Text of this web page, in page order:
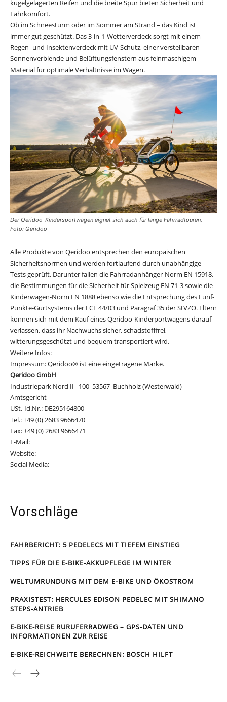
kugelgelagerten Reifen und die breite Spur bieten Sicherheit und
Fahrkomfort.
Ob im Schneesturm oder im Sommer am Strand – das Kind ist
immer gut geschützt. Das 3-in-1-Wetterverdeck sorgt mit einem
Regen- und Insektenverdeck mit UV-Schutz, einer verstellbaren
Sonnenverblende und Belüftungsfenstern aus feinmaschigem
Material für optimale Verhältnisse im Wagen.
Der Qeridoo-Kindersportwagen eignet sich auch für lange Fahrradtouren.
Foto: Qeridoo
Alle Produkte von Qeridoo entsprechen den europäischen
Sicherheitsnormen und werden fortlaufend durch unabhängige
Tests geprüft. Darunter fallen die Fahrradanhänger-Norm EN 15918,
die Bestimmungen für die Sicherheit für Spielzeug EN 71-3 sowie die
Kinderwagen-Norm EN 1888 ebenso wie die Entsprechung des Fünf-
Punkte-Gurtsystems der ECE 44/03 und Paragraf 35 der StVZO. Eltern
können sich mit dem Kauf eines Qeridoo-Kinderportwagens darauf
verlassen, dass ihr Nachwuchs sicher, schadstofffrei,
witterungsgeschützt und bequem transportiert wird.
Weitere Infos:
Impressum: Qeridoo® ist eine eingetragene Marke.
Qeridoo GmbH
Industriepark Nord II 100 53567 Buchholz (Westerwald)
Amtsgericht
USt.-Id.Nr.: DE295164800
Tel.: +49 (0) 2683 9666470
Fax: +49 (0) 2683 9666471
E-Mail:
Website:
Social Media:
Vorschläge
FAHRBERICHT: 5 PEDELECS MIT TIEFEM EINSTIEG
TIPPS FÜR DIE E-BIKE-AKKUPFLEGE IM WINTER
WELTUMRUNDUNG MIT DEM E-BIKE UND ÖKOSTROM
PRAXISTEST: HERCULES EDISON PEDELEC MIT SHIMANO
STEPS-ANTRIEB
E-BIKE-REISE RUR­UFER­RAD­WEG – GPS-DATEN UND
INFORMATIONEN ZUR REISE
E-BIKE-REICHWEITE BERECHNEN: BOSCH HILFT